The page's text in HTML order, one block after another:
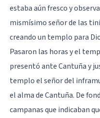
estaba aún fresco y
mismísimo señor de las
creando un templo para
Pasaron las horas y el
presentó ante Cantuña y
templo el señor del
el alma de Cantuña. De
campanas que indicaban